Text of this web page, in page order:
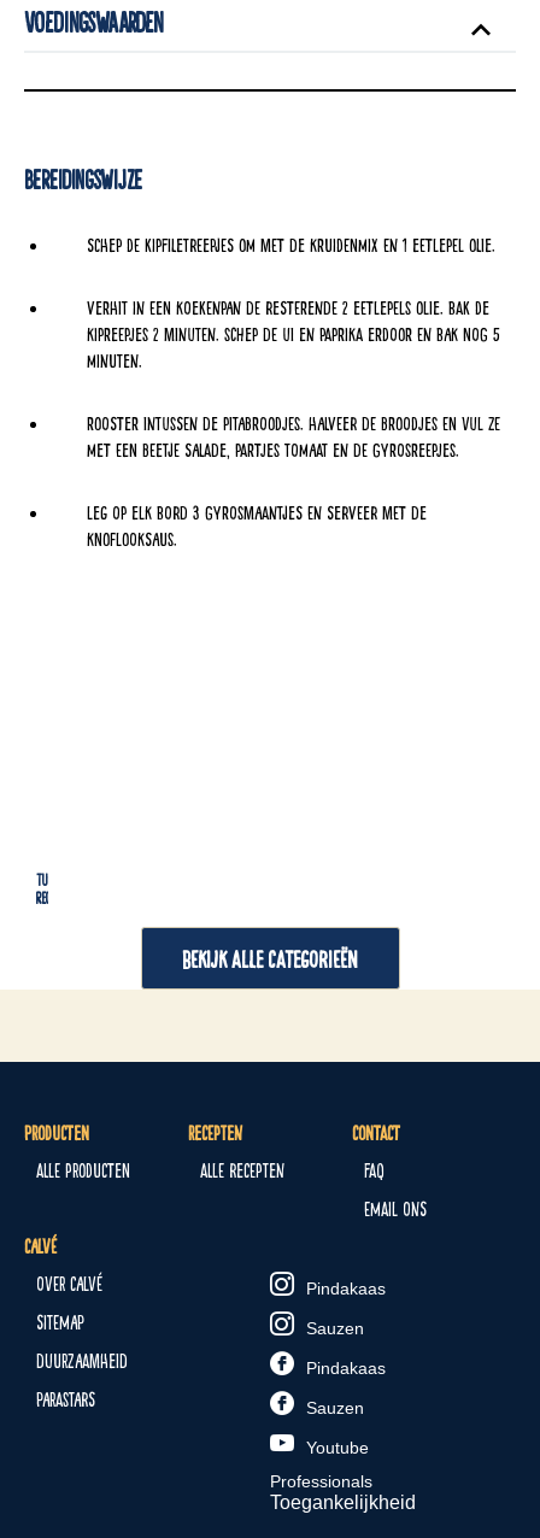
Voedingswaarden
Bereidingswijze
Schep de kipfiletreepjes om met de kruidenmix en 1 eetlepel olie.
Verhit in een koekenpan de resterende 2 eetlepels olie. Bak de
kipreepjes 2 minuten. Schep de ui en paprika erdoor en bak nog 5
minuten.
Rooster intussen de pitabroodjes. Halveer de broodjes en vul ze
met een beetje salade, partjes tomaat en de gyrosreepjes.
Leg op elk bord 3 gyrosmaantjes en serveer met de
knoflooksaus.
Tussendoortjes
Recepten
BEKIJK ALLE CATEGORIEËN
Producten
Alle producten
Recepten
Alle recepten
Contact
FAQ
Email ons
Calvé
Over Calvé
Sitemap
Duurzaamheid
Parastars
Pindakaas
Sauzen
Pindakaas
Sauzen
Youtube
Professionals
Toegankelijkheid